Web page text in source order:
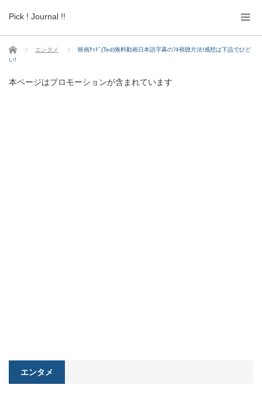
Pick ! Journal !!
ホーム エンタメ
映画ﾃｯﾄﾞ(Ted)無料動画日本語字幕のﾌﾙ視聴方法!感想は下品でひど
い!
本ページはプロモーションが含まれています
エンタメ